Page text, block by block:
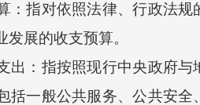
指对依照法律、行政法规
展的收支预算。
：指按照现行中央政府与
括一般公共服务、公共安